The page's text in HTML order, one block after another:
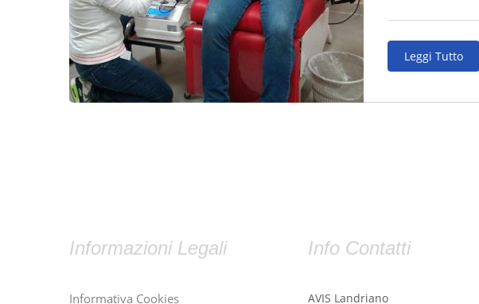
Leggi Tutto
Informazioni Legali
Informativa Cookies
Info Contatti
AVIS Landriano